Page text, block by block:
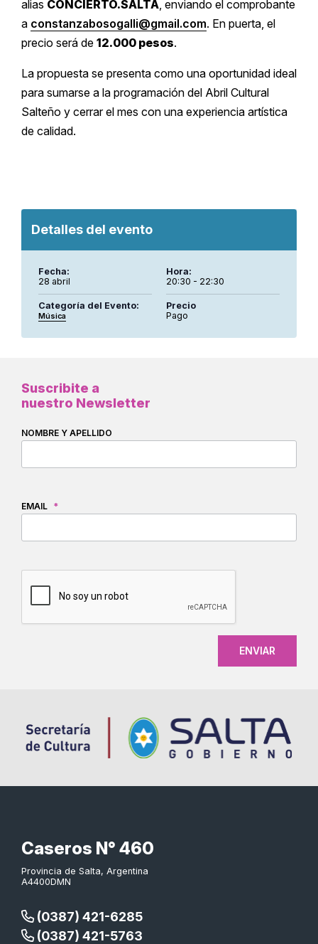
alias CONCIERTO.SALTA , enviando el comprobante
a constanzabosogalli@gmail.com. En puerta, el
precio será de 12.000 pesos.
La propuesta se presenta como una oportunidad ideal
para sumarse a la programación del Abril Cultural
Salteño y cerrar el mes con una experiencia artística
de calidad.
Detalles del evento
Fecha:
28 abril
Hora:
20:30 - 22:30
Categoría del Evento:
Música
Precio
Pago
Suscribite a
nuestro Newsletter
NOMBRE Y APELLIDO
EMAIL *
Caseros N° 460
Provincia de Salta, Argentina
A4400DMN
(0387) 421-6285
(0387) 421-5763